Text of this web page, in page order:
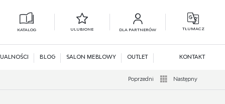
KATALOG ULUBIONE DLA PARTNERÓW TŁUMACZ
BLOG SALON MEBLOWY OUTLET KONTAKT
Poprzedni Następny